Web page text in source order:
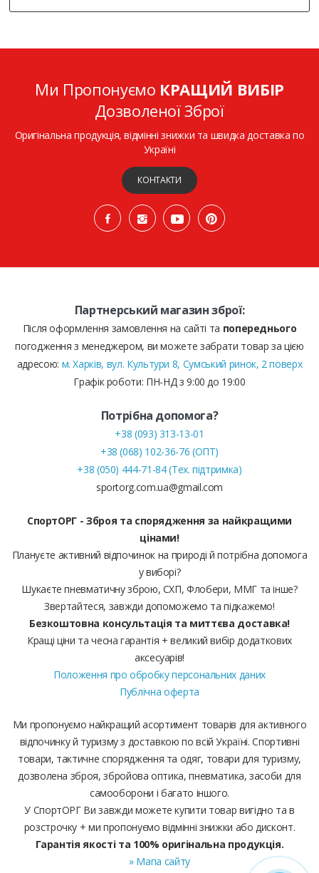
Ми Пропонуємо КРАЩИЙ ВИБІР
Дозволеної Зброї
Оригінальна продукція, відмінні знижки та швидка доставка по
Україні
КОНТАКТИ
Партнерський магазин зброї:
Після оформлення замовлення на сайті та попереднього
погодження з менеджером, ви можете забрати товар за цією
адресою: м. Харків, вул. Культури 8, Сумський ринок, 2 поверх
Графік роботи: ПН-НД з 9:00 до 19:00
Потрібна допомога?
+38 (093) 313-13-01
+38 (068) 102-36-76 (ОПТ)
+38 (050) 444-71-84 (Тех. підтримка)
sportorg.com.ua@gmail.com
СпортОРГ - Зброя та спорядження за найкращими
цінами!
Плануєте активний відпочинок на природі й потрібна допомога
у виборі?
Шукаєте пневматичну зброю, СХП, Флобери, ММГ та інше?
Звертайтеся, завжди допоможемо та підкажемо!
Безкоштовна консультація та миттєва доставка!
Кращі ціни та чесна гарантія + великий вибір додаткових
аксесуарів!
Положення про обробку персональних даних
Публічна оферта
Ми пропонуємо найкращий асортимент товарів для активного
відпочинку й туризму з доставкою по всій Україні. Спортивні
товари, тактичне спорядження та одяг, товари для туризму,
дозволена зброя, збройова оптика, пневматика, засоби для
самооборони і багато іншого.
У СпортОРГ Ви завжди можете купити товар вигідно та в
розстрочку + ми пропонуємо відмінні знижки або дисконт.
Гарантія якості та 100% оригінальна продукція.
» Мапа сайту